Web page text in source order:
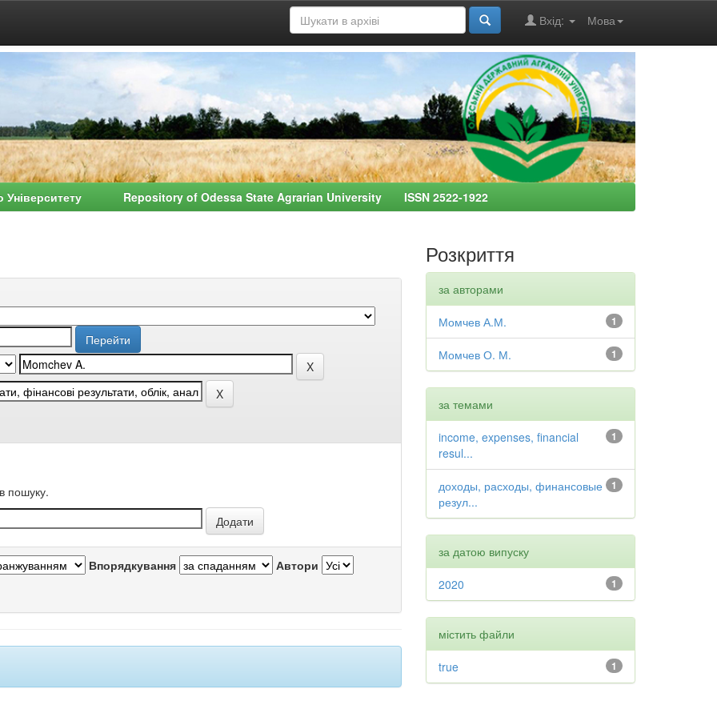
Мова
Вхід:
Університету Repository of Odessa State Agrarian University ISSN 2522-1922
пошуку.
Впорядкування Автори
Розкриття
за авторами
1
Момчев А.М.
1
Момчев О. М.
за темами
1
income, expenses, financial
resul...
1
доходы, расходы, финансовые
резул...
за датою випуску
1
2020
містить файли
1
true